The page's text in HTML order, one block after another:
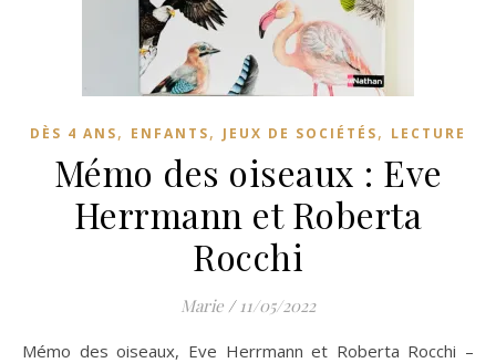
DÈS 4 ANS, ENFANTS, JEUX DE SOCIÉTÉS, LECTURE
Mémo des oiseaux : Eve
Herrmann et Roberta
Rocchi
Marie / 11/05/2022
Mémo des oiseaux, Eve Herrmann et Roberta Rocchi –